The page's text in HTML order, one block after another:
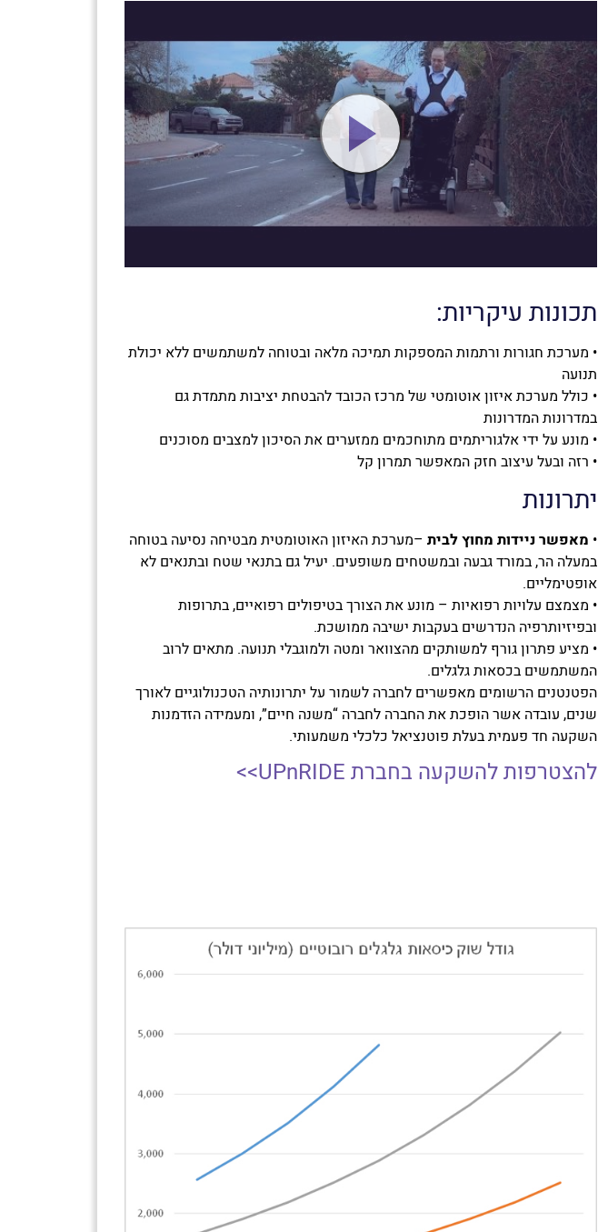
תכונות עיקריות:
• מערכת חגורות ורתמות המספקות תמיכה מלאה ובטוחה למשתמשים ללא יכולת
תנועה
• כולל מערכת איזון אוטומטי של מרכז הכובד להבטחת יציבות מתמדת גם
במדרונות המדרונות
• מונע על ידי אלגוריתמים מתוחכמים ממזערים את הסיכון למצבים מסוכנים
• רזה ובעל עיצוב חזק המאפשר תמרון קל
יתרונות
• מאפשר ניידות מחוץ לבית –מערכת האיזון האוטומטית מבטיחה נסיעה בטוחה
במעלה הר, במורד גבעה ובמשטחים משופעים. יעיל גם בתנאי שטח ובתנאים לא
אופטימליים.
• מצמצם עלויות רפואיות – מונע את הצורך בטיפולים רפואיים, בתרופות
ובפיזיותרפיה הנדרשים בעקבות ישיבה ממושכת.
• מציע פתרון גורף למשותקים מהצוואר ומטה ולמוגבלי תנועה. מתאים לרוב
המשתמשים בכסאות גלגלים.
הפטנטנים הרשומים מאפשרים לחברה לשמור על יתרונותיה הטכנולוגיים לאורך
שנים, עובדה אשר הופכת את החברה לחברה “משנה חיים”, ומעמידה הזדמנות
השקעה חד פעמית בעלת פוטנציאל כלכלי משמעותי.
להצטרפות להשקעה בחברת UPnRIDE>>